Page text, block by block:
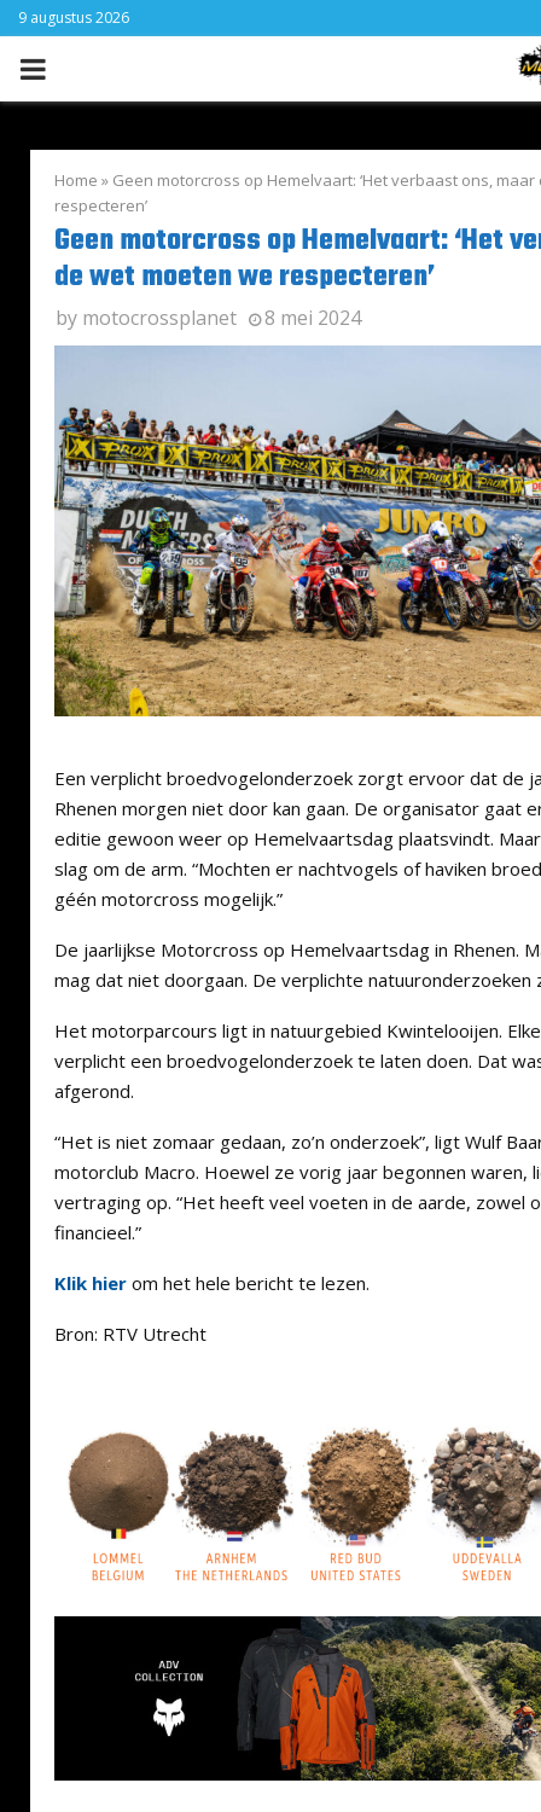
9 augustus 2026
PRIMARY
Home » Geen motorcross op Hemelvaart: ‘Het verbaast ons,
respecteren’
Geen motorcross op Hemelvaart: ‘Het
de wet moeten we respecteren’
by motocrossplanet 8 mei 2024
Een verplicht broedvogelonderzoek zorgt ervoor dat de
Rhenen morgen niet door kan gaan. De organisator gaat
editie gewoon weer op Hemelvaartsdag plaatsvindt.
slag om de arm. “Mochten er nachtvogels of haviken
géén motorcross mogelijk.”
De jaarlijkse Motorcross op Hemelvaartsdag in Rhenen.
mag dat niet doorgaan. De verplichte natuuronderzoeken
Het motorparcours ligt in natuurgebied Kwintelooijen.
verplicht een broedvogelonderzoek te laten doen. Dat
afgerond.
“Het is niet zomaar gedaan, zo’n onderzoek”, ligt Wulf
motorclub Macro. Hoewel ze vorig jaar begonnen waren,
vertraging op. “Het heeft veel voeten in de aarde, zowel
financieel.”
Klik hier om het hele bericht te lezen.
Bron: RTV Utrecht